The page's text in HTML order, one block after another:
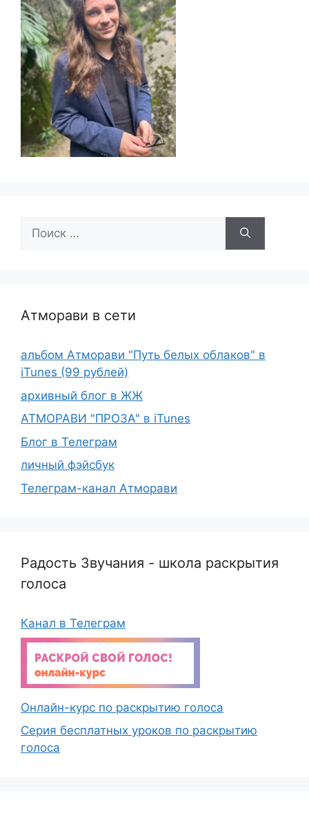
Поиск:
Атморави в сети
альбом Атморави "Путь белых облаков" в
iTunes (99 рублей)
архивный блог в ЖЖ
АТМОРАВИ "ПРОЗА" в iTunes
Блог в Телеграм
личный фэйсбук
Телеграм-канал Атморави
Радость Звучания - школа раскрытия
голоса
Канал в Телеграм
Онлайн-курс по раскрытию голоса
Серия бесплатных уроков по раскрытию
голоса